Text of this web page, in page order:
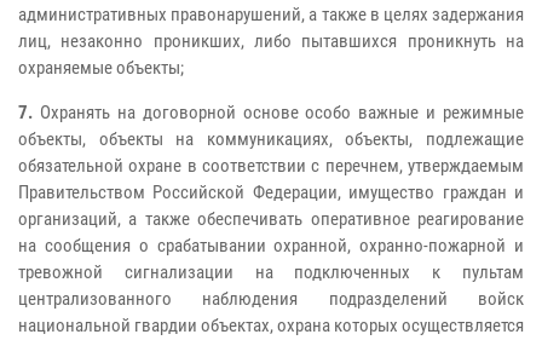
административных правонарушений, а также в целях задержания
лиц, незаконно проникших, либо пытавшихся проникнуть на
охраняемые объекты;
7. Охранять на договорной основе особо важные и режимные
объекты, объекты на коммуникациях, объекты, подлежащие
обязательной охране в соответствии с перечнем, утверждаемым
Правительством Российской Федерации, имущество граждан и
организаций, а также обеспечивать оперативное реагирование
на сообщения о срабатывании охранной, охранно-пожарной и
тревожной сигнализации на подключенных к пультам
централизованного наблюдения подразделений войск
национальной гвардии объектах, охрана которых осуществляется